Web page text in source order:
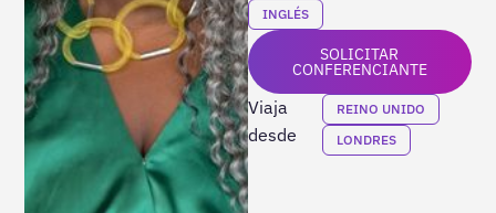
INGLÉS
SOLICITAR
CONFERENCIANTE
Viaja
desde
REINO UNIDO
LONDRES